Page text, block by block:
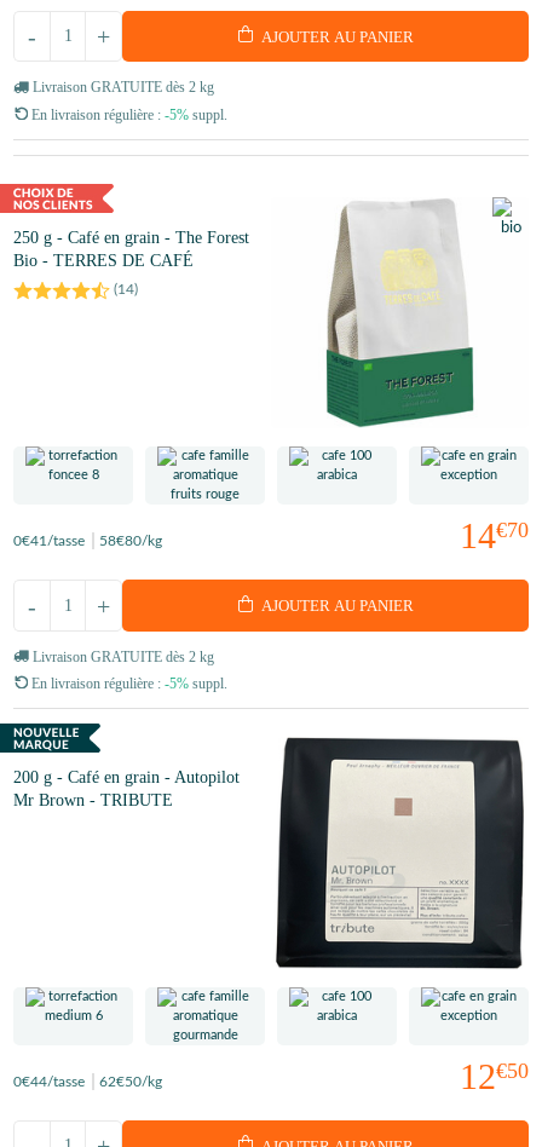
+
- AJOUTER AU PANIER
Livraison GRATUITE dès 2 kg
En livraison régulière : -5% suppl.
250 g - Café en grain - The Forest
Bio - TERRES DE CAFÉ
(14)
14€70
0€41/tasse 58€80/kg
+
- AJOUTER AU PANIER
Livraison GRATUITE dès 2 kg
En livraison régulière : -5% suppl.
200 g - Café en grain - Autopilot
Mr Brown - TRIBUTE
12€50
0€44/tasse 62€50/kg